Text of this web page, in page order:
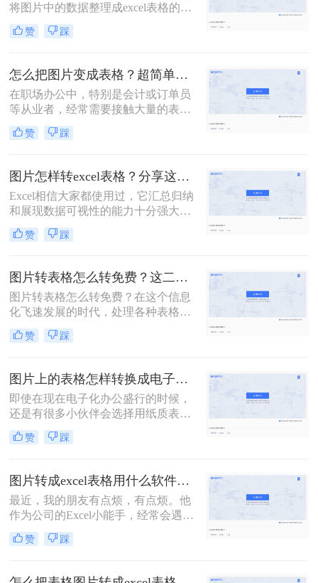
将图片中的数据整理成excel表格的情
况。比如说工作中收到了领导发送的
图片清单，需要将其中的内容整理成
为大家分享如何将图片转成excel表
格，帮助你们实现这些想法。
赞 踩
怎么把图片变成表格？超简单的方法分享给你！
在职场办公中，特别是会计或订单员
等从业者，经常需要接触大量的表格
数据，但是一旦遇到表格图片就会苦
恼，因为图片无法直接在Excel中编
行其他操作，否则只能看不能改。今
天小编给大家分享怎么把图片变成表
格的方法，希望能帮助到大家更高效
地处理数据，下面我们一起来看看吧
~
赞 踩
图片怎样转excel表格？分享这2个简单又快捷的转换方法！
Excel相信大家都使用过，它汇总归纳
和展现数据可视性的能力十分强大。
有时我们需要将图片中的数据转成
Excel表格，有没有转换后和原图保持
用转换工具，一起来看看图片怎样转
excel表格吧。
赞 踩
图片转表格怎么转免费？这二个方法小白也可以学会！
图片转表格怎么转免费？在这个信息
化飞速发展的时代，处理各种表格数
据已经成为了日常办公的必备技能。
然而，当我们遇到需要把纸质表格转
时间和精力。今天给大家推荐二个图
片表格转Excel方法，可以帮助你轻松
将表格图片转换成Excel文件，大大提
高工作效率。
赞 踩
图片上的表格怎样转换成电子表格？两个方法教会你！
即使在现在电子化办公盛行的时候，
还是有很多小伙伴会选择用纸质表格
来进行数据统计；可还是因为电子化
办公需要后期还需要将表格整理为电
入当然不是一个好办法，这时我们可
以借助一些工具，来将纸质表格拍成
图片，然后再将图片转excel；那我们
今天就来介绍图片上的表格怎样转换
成电子表格的方法吧！
赞 踩
图片转成excel表格用什么软件？这二个软件不错！
最近，我的朋友有点烦，有点烦。他
作为公司的Excel小能手，经常会遇到
同事发Excel表过来咨询的情况。他们
的口头禅通常都是：“大神，大神，
对呢？”顺带一张Excel截图。对，是
赞 踩